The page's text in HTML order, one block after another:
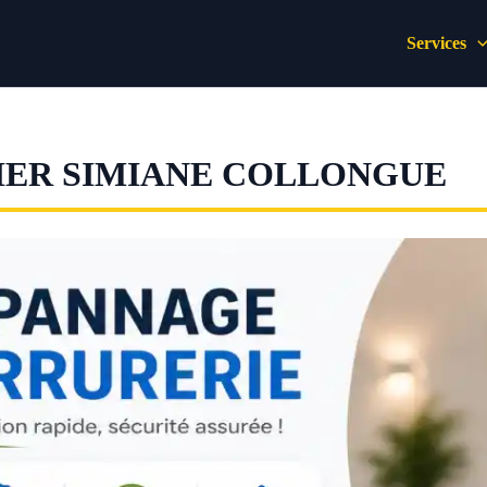
Services
SIMIANE COLLONGUE